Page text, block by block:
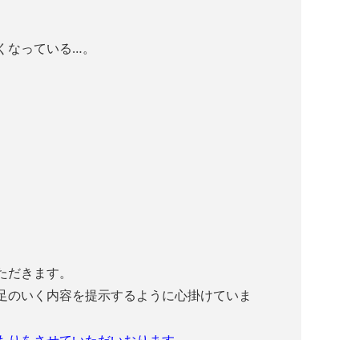
っている…。
きます。
いく内容を提示するように心掛けていま